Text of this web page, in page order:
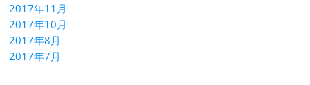
2017年11月
2017年10月
2017年8月
2017年7月